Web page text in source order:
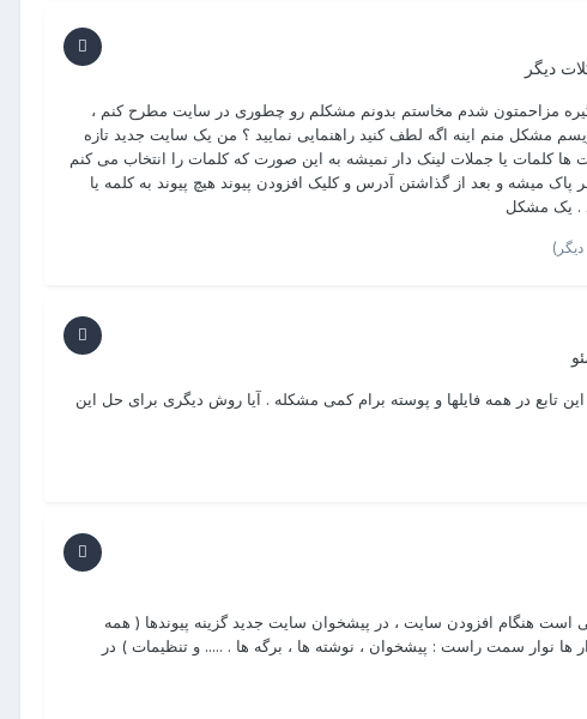
دیگر
گیره مزاحمتون شدم مخاستم بدونم مشکلم رو چطوری در سایت مطرح کنم ،
مشکل منم اینه اگه لطف کنید راهنمایی نمایید ؟ من یک سایت جدید تازه
کلمات یا جملات لینک دار نمیشه به این صورت که کلمات را انتخاب می کنم
پاک میشه و بعد از گذاشتن آدرس و کلیک افزودن پیوند هیچ پیوند به کلمه یا
. یک مشکل
تابع در همه فایلها و پوسته برام کمی مشکله . آیا روش دیگری برای حل این
هنگام افزودن سایت ، در پیشخوان سایت جدید گزینه پیوندها ( همه
ها نوار سمت راست : پیشخوان ، نوشته ها ، برگه ها . ..... و تنظیمات ) در